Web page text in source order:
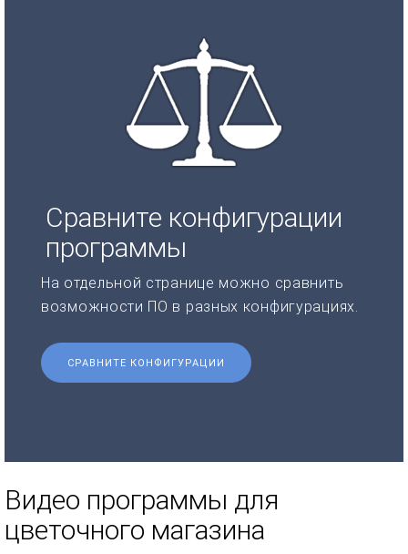
Сравните конфигурации
программы
На отдельной странице можно сравнить
возможности ПО в разных конфигурациях.
СРАВНИТЕ КОНФИГУРАЦИИ
Видео программы для
цветочного магазина